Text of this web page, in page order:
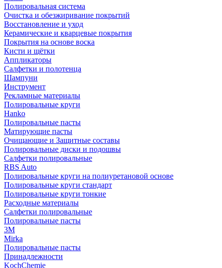
Полировальная система
Очистка и обезжиривание покрытий
Восстановление и уход
Керамические и кварцевые покрытия
Покрытия на основе воска
Кисти и щётки
Аппликаторы
Салфетки и полотенца
Шампуни
Инструмент
Рекламные материалы
Полировальные круги
Hanko
Полировальные пасты
Матирующие пасты
Очищающие и Защитные составы
Полировальные диски и подошвы
Салфетки полировальные
RBS Auto
Полировальные круги на полиуретановой основе
Полировальные круги стандарт
Полировальные круги тонкие
Расходные материалы
Салфетки полировальные
Полировальные пасты
3М
Mirka
Полировальные пасты
Принадлежности
KochChemie